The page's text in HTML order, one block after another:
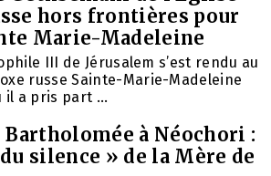
hors frontières pour
Marie-Madeleine
III de Jérusalem s’est rendu au
russe Sainte-Marie-Madeleine
il a pris part ...
à Néochori :
silence » de la Mère de